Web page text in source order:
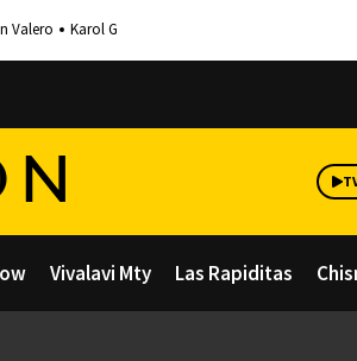
Valero Karol G
Vivalavi Mty Las Rapiditas